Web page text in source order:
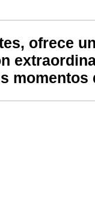
ofrece
momentos